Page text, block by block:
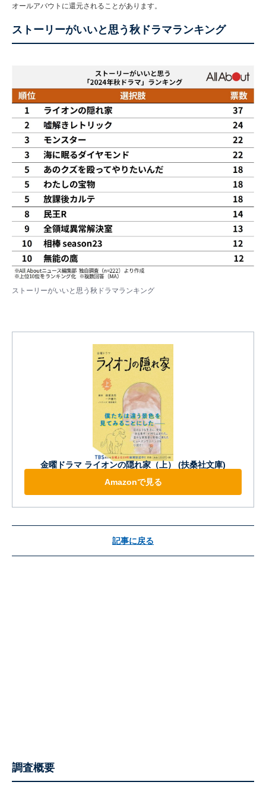
オールアバウトに還元されることがあります。
ストーリーがいいと思う秋ドラマランキング
ストーリーがいいと思う秋ドラマランキング
金曜ドラマ ライオンの隠れ家（上） (扶桑社文庫)
Amazonで見る
記事に戻る
調査概要